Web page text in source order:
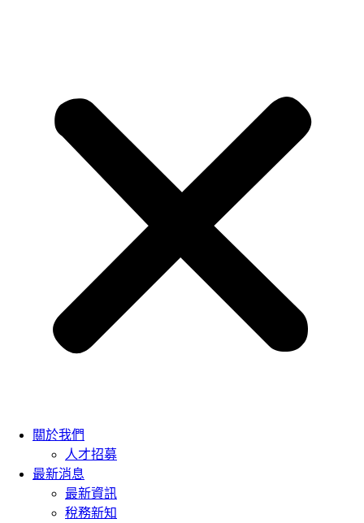
關於我們
人才招募
最新消息
最新資訊
稅務新知